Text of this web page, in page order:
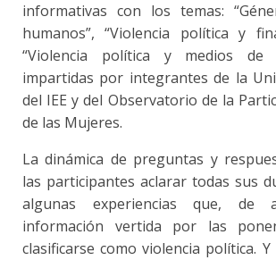
informativas con los temas:
humanos”, “Violencia política y
“Violencia política y medios de
impartidas por integrantes de la
del IEE y del Observatorio de la
de las Mujeres.
La dinámica de preguntas y
las participantes aclarar todas sus
algunas experiencias que, de
información vertida por las
clasificarse como violencia política.